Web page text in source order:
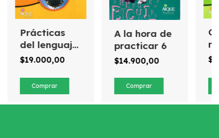
Prácticas
del lenguaje
7 Nuevo
$19.000,00
A la hora de
practicar 6
$14.900,00